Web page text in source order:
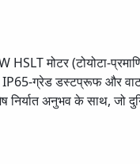
HSLT मोटर (टोयोटा-
ग्रेड डस्टप्रूफ और
निर्यात अनुभव के साथ,